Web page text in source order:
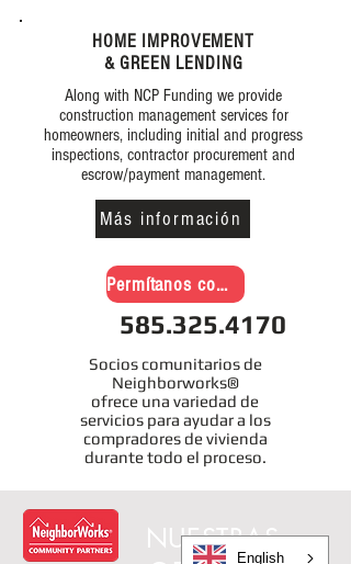
HOME IMPROVEMENT
& GREEN LENDING
Along with NCP Funding we provide
construction management services for
homeowners, including initial and progress
inspections, contractor procurement and
escrow/payment management.
Más información
Permítanos comunicarnos con usted
585.325.4170
Socios comunitarios de
Neighborworks®
ofrece una variedad de
servicios para ayudar a los
compradores de vivienda
durante todo el proceso.
NUESTRAS
English